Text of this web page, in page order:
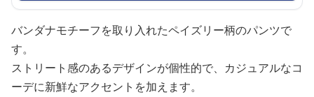
バンダナモチーフを取り入れたペイズリー柄のパンツで
す。
ストリート感のあるデザインが個性的で、カジュアルなコ
ーデに新鮮なアクセントを加えます。